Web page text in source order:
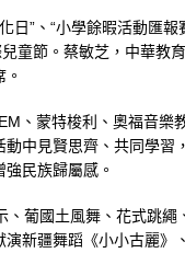
”、“小學餘暇活動匯報
童節。蔡敏芝，中華教
、蒙特梭利、奧福音樂
中見賢思齊、共同學習
民族歸屬感。
葡國土風舞、花式跳繩
新疆舞蹈《小小古麗》